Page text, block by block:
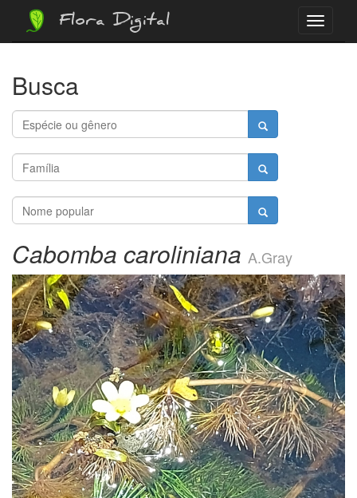
Menu
Flora Digital
Busca
Cabomba caroliniana A.Gray